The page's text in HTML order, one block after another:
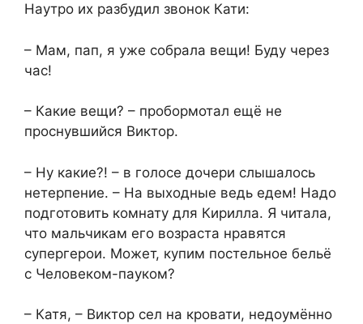
Наутро их разбудил звонок Кати:
– Мам, пап, я уже собрала вещи! Буду через
час!
– Какие вещи? – пробормотал ещё не
проснувшийся Виктор.
– Ну какие?! – в голосе дочери слышалось
нетерпение. – На выходные ведь едем! Надо
подготовить комнату для Кирилла. Я читала,
что мальчикам его возраста нравятся
супергерои. Может, купим постельное бельё
с Человеком-пауком?
– Катя, – Виктор сел на кровати, недоумённо